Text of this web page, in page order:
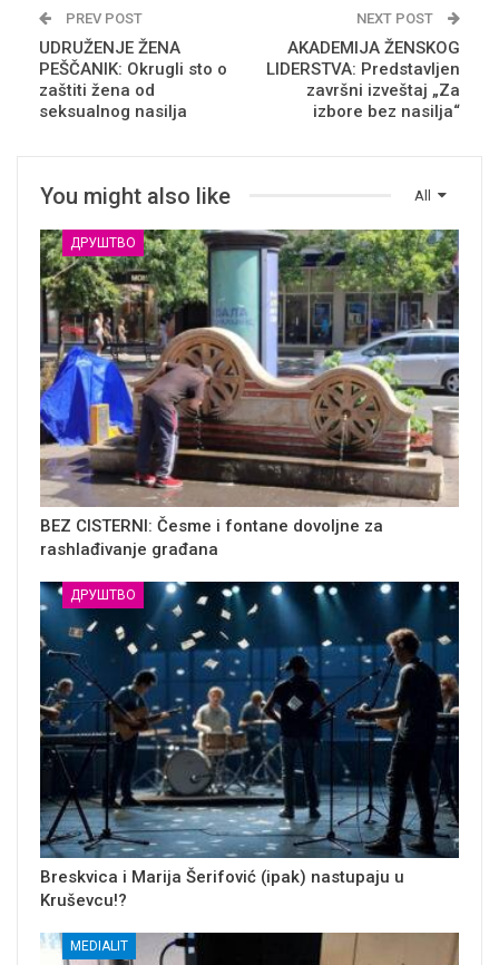
PREV POST
UDRUŽENJE ŽENA
PEŠČANIK: Okrugli sto o
zaštiti žena od
seksualnog nasilja
NEXT POST
AKADEMIJA ŽENSKOG
LIDERSTVA: Predstavljen
završni izveštaj „Za
izbore bez nasilja“
All
You might also like
ДРУШТВО
BEZ CISTERNI: Česme i fontane dovoljne za
rashlađivanje građana
ДРУШТВО
Breskvica i Marija Šerifović (ipak) nastupaju u
Kruševcu!?
MEDIALIT